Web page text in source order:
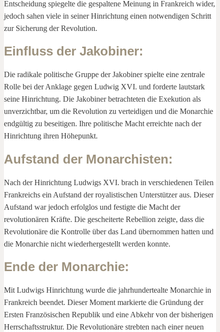
Entscheidung spiegelte die gespaltene Meinung in Frankreich wider,
jedoch sahen viele in seiner Hinrichtung einen notwendigen Schritt
zur Sicherung der Revolution.
Einfluss der Jakobiner:
Die radikale politische Gruppe der Jakobiner spielte eine zentrale
Rolle bei der Anklage gegen Ludwig XVI. und forderte lautstark
seine Hinrichtung. Die Jakobiner betrachteten die Exekution als
unverzichtbar, um die Revolution zu verteidigen und die Monarchie
endgültig zu beseitigen. Ihre politische Macht erreichte nach der
Hinrichtung ihren Höhepunkt.
Aufstand der Monarchisten:
Nach der Hinrichtung Ludwigs XVI. brach in verschiedenen Teilen
Frankreichs ein Aufstand der royalistischen Unterstützer aus. Dieser
Aufstand war jedoch erfolglos und festigte die Macht der
revolutionären Kräfte. Die gescheiterte Rebellion zeigte, dass die
Revolutionäre die Kontrolle über das Land übernommen hatten und
die Monarchie nicht wiederhergestellt werden konnte.
Ende der Monarchie:
Mit Ludwigs Hinrichtung wurde die jahrhundertealte Monarchie in
Frankreich beendet. Dieser Moment markierte die Gründung der
Ersten Französischen Republik und eine Abkehr von der bisherigen
Herrschaftsstruktur. Die Revolutionäre strebten nach einer neuen